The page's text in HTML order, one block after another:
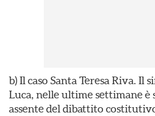
b) Il caso Santa Teresa Riva. Il
Luca, nelle ultime settimane è
assente del dibattito